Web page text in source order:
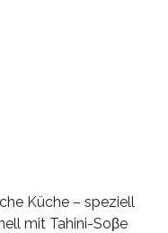
Küche – speziell
mit Tahini-Soβe